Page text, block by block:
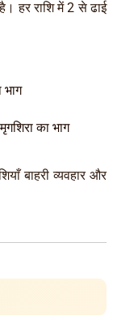
हर राशि में 2 से ढाई
भाग
का भाग
बाहरी व्यवहार और